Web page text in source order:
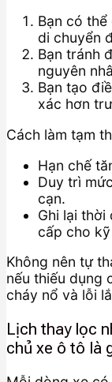
Bạn có
di chuyển
Bạn tránh
nguyên
Bạn tạo
xác hơn
Cách làm tạm
Hạn chế
Duy trì
cạn.
Ghi lại thời
cấp cho
Không nên tự
nếu thiếu dụng
cháy nổ và lỗi
Lịch thay lọc
chủ xe ô tô là